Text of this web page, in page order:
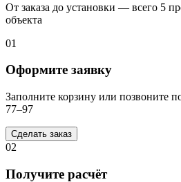
От заказа до установки — всего 5
объекта
01
Оформите заявку
Заполните корзину или позвоните
77–97
Сделать заказ
02
Получите расчёт